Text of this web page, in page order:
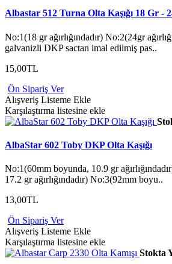
Albastar 512 Turna Olta Kaşığı 18 Gr -
No:1(18 gr ağırlığındadır) No:2(24gr
galvanizli DKP sactan imal edilmiş pas..
15,00TL
Ön Sipariş Ver
Alışveriş Listeme Ekle
Karşılaştırma listesine ekle
AlbaStar 602 Toby DKP Olta Kaşığı
No:1(60mm boyunda, 10.9 gr
17.2 gr ağırlığındadır) No:3(92mm boyu..
13,00TL
Ön Sipariş Ver
Alışveriş Listeme Ekle
Karşılaştırma listesine ekle
Stokta